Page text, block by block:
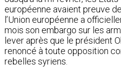
européenne avaient preuve
l’Union européenne a
mois son embargo sur les
lever après que le président
renoncé à toute opposition
rebelles syriens.